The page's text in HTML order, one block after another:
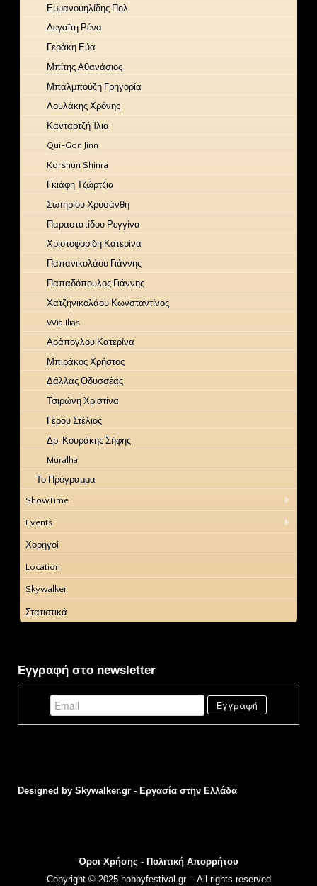
Εμμανουηλίδης Πολ
Δεγαΐτη Ρένα
Γεράκη Εύα
Μπίτης Αθανάσιος
Μπαλμπούζη Γρηγορία
Λουλάκης Χρόνης
Κανταρτζή Ίλια
Qui-Gon Jinn
Korshun Shinra
Γκιάφη Τζώρτζια
Σωτηρίου Χρυσάνθη
Παραστατίδου Ρεγγίνα
Χριστοφορίδη Κατερίνα
Παπανικολάου Γιάννης
Παπαδόπουλος Γιάννης
Χατζηνικολάου Κωνσταντίνος
Wia Ilias
Αράπογλου Κατερίνα
Μπιράκος Χρήστος
Δάλλας Οδυσσέας
Τσιρώνη Χριστίνα
Γέρου Στέλιος
Δρ. Κουράκης Σήφης
Muralha
Το Πρόγραμμα
ShowTime
Events
Χορηγοί
Location
Skywalker
Στατιστικά
Εγγραφή στο newsletter
Designed by Skywalker.gr - Εργασία στην Ελλάδα
Όροι Χρήσης - Πολιτική Απορρήτου
Copyright © 2025 hobbyfestival.gr -- All rights reserved